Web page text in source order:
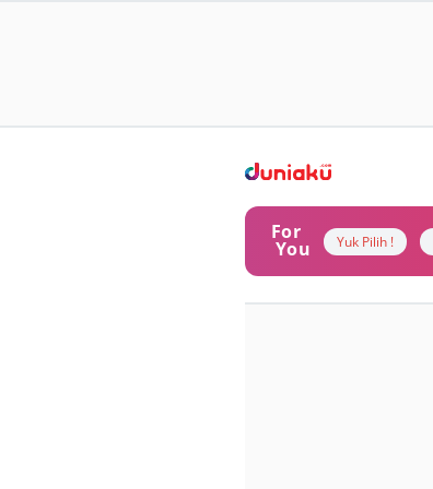
For
You Yuk Pilih !